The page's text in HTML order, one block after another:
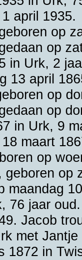
april 1935.
op
op
in Urk, 2
13 april
op
op
in Urk, 9
maart
op
geboren op
maandag
, 76 jaar
Jacob
metJantje
1872 in